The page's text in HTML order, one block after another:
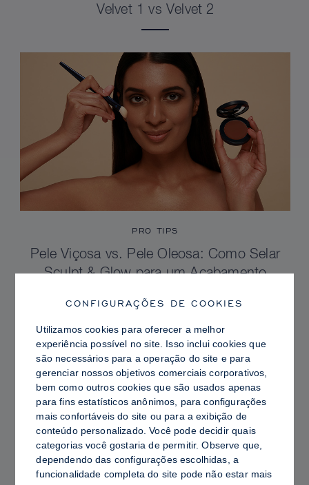
Velvet 1 vs Velvet 2
PRO TIPS
Pele Viçosa vs. Pele Oleosa: Como Selar
Sculpt & Glow para um Acabamento
CONFIGURAÇÕES DE COOKIES
Utilizamos cookies para oferecer a melhor
experiência possível no site. Isso inclui cookies que
são necessários para a operação do site e para
gerenciar nossos objetivos comerciais corporativos,
bem como outros cookies que são usados ​​apenas
para fins estatísticos anônimos, para configurações
mais confortáveis ​​do site ou para a exibição de
conteúdo personalizado. Você pode decidir quais
categorias você gostaria de permitir. Observe que,
dependendo das configurações escolhidas, a
funcionalidade completa do site pode não estar mais